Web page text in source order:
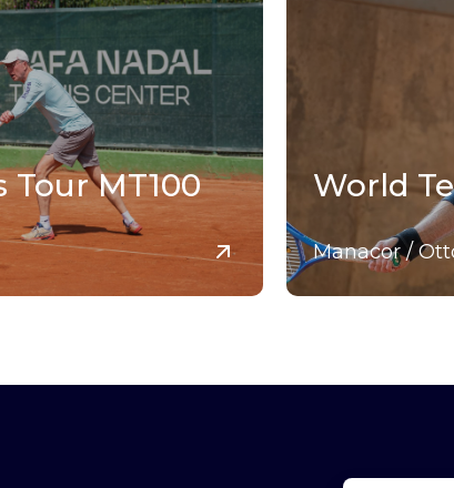
Tour MT100 World
Manacor /